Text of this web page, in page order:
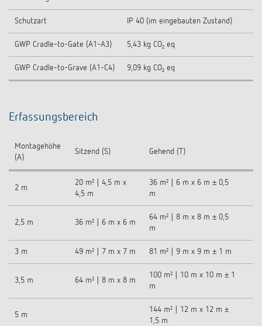
Schutzart IP 40 (im eingebauten Zustand)
GWP Cradle-to-Gate (A1-A3) 5,43 kg CO₂ eq
GWP Cradle-to-Grave (A1-C4) 9,09 kg CO₂ eq
Erfassungsbereich
Montagehöhe
(A)
Sitzend (S) Gehend (T)
2 m
20 m² | 4,5 m x
4,5 m
36 m² | 6 m x 6 m ± 0,5
m
2,5 m 36 m² | 6 m x 6 m
64 m² | 8 m x 8 m ± 0,5
m
3 m 49 m² | 7 m x 7 m 81 m² | 9 m x 9 m ± 1 m
3,5 m 64 m² | 8 m x 8 m
100 m² | 10 m x 10 m ± 1
m
5 m
144 m² | 12 m x 12 m ±
1,5 m